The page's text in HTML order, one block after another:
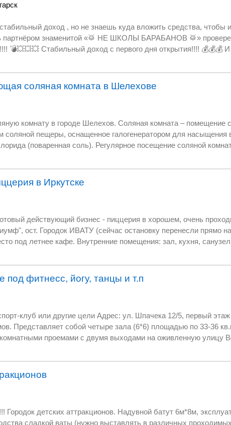
средства, чтобы их не потерять??? 🤔
50
соляная комната в Шелехове
Соляная комната – помещение с искусственно
воздуха в комнате
затрат
в Иркутске
месте - на 2
гардероб, склад.
никаких вложений дляфитнесс, йогу, танцы и т.п
ул. Шпачека 12/5, первый этаж одного из 16 ти
собой четыре зала (6*6) площадью по 33-36 кв.м. общей площадью
детских аттракционов. Надувной батут 6м*8м,
сладкой ваты (нужно выставлять в различных проходимых